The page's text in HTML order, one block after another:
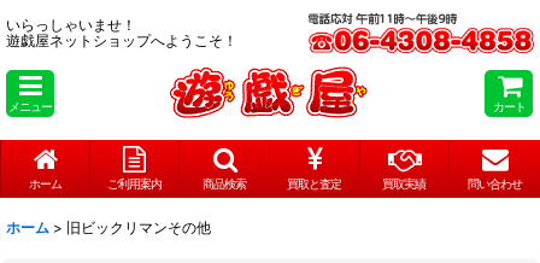
いらっしゃいませ！
遊戯屋ネットショップへようこそ！
メニュー カート
ホーム ご利用案内 商品検索 買取と査定 買取実績 問い合わせ
ホーム > 旧ビックリマンその他